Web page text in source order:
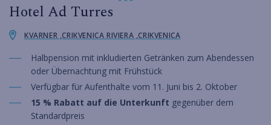
Hotel Ad Turres
KVARNER ,CRIKVENICA RIVIERA ,CRIKVENICA
Halbpension mit inkludierten Getränken zum Abendessen
oder Übernachtung mit Frühstück
Verfügbar für Aufenthalte vom 11. Juni bis 2. Oktober
15 % Rabatt auf die Unterkunft gegenüber dem
Standardpreis